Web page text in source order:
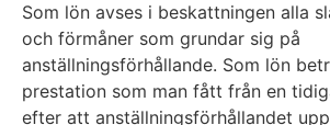
Som lön avses i beskattningen alla
och förmåner som grundar sig på
anställningsförhållande. Som lön
prestation som man fått från en
efter att anställningsförhållandet